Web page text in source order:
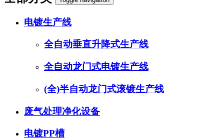
电镀生产线
全自动垂直升降式生产线
全自动龙门式电镀生产线
(全)半自动龙门式滚镀生产线
废气处理净化设备
电镀PP槽